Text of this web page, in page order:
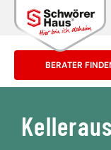
BERATER